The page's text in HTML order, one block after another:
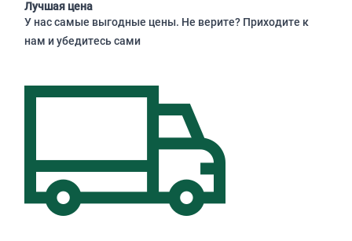
Лучшая цена
У нас самые выгодные цены. Не верите? Приходите к
нам и убедитесь сами